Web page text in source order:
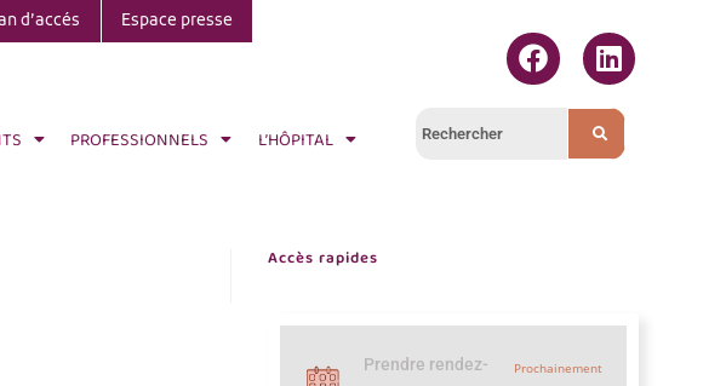
d’accés Espace presse
PROFESSIONNELS L’HÔPITAL
Accès rapides
Prendre rendez-
Prochainement